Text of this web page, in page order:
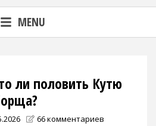
MENU
ли половить Кутю
66 комментариев